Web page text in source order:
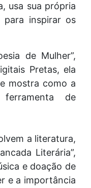
usa sua própria
para inspirar os
de Mulher”,
Pretas, ela
mostra como a
de
a literatura,
Literária”,
e doação de
e a importância